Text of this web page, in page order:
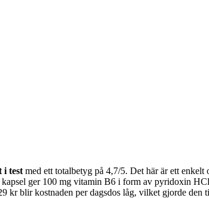
i test med ett totalbetyg på 4,7/5. Det här är ett
ger 100 mg vitamin B6 i form av pyridoxin
kr blir kostnaden per dagsdos låg, vilket gjorde den